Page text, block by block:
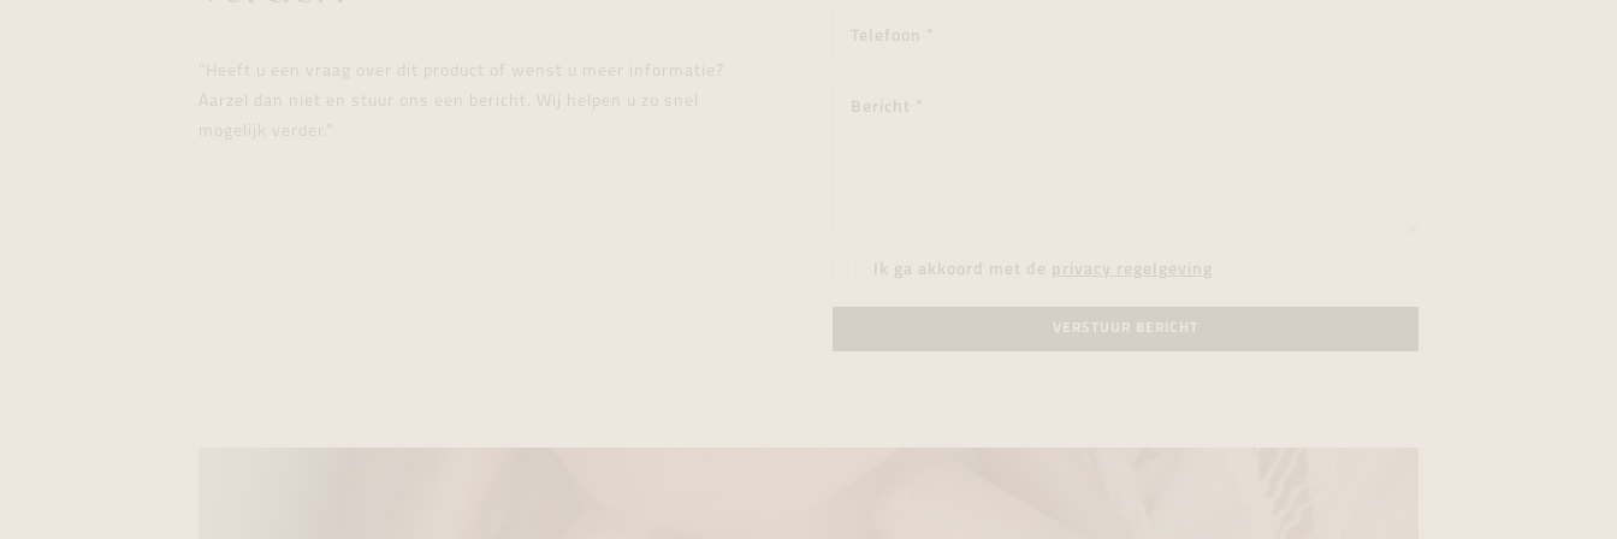
"Heeft u een vraag over dit product of wenst u meer informatie?
Aarzel dan niet en stuur ons een bericht. Wij helpen u zo snel
mogelijk verder."
Ik ga akkoord met de privacy regelgeving
VERSTUUR BERICHT